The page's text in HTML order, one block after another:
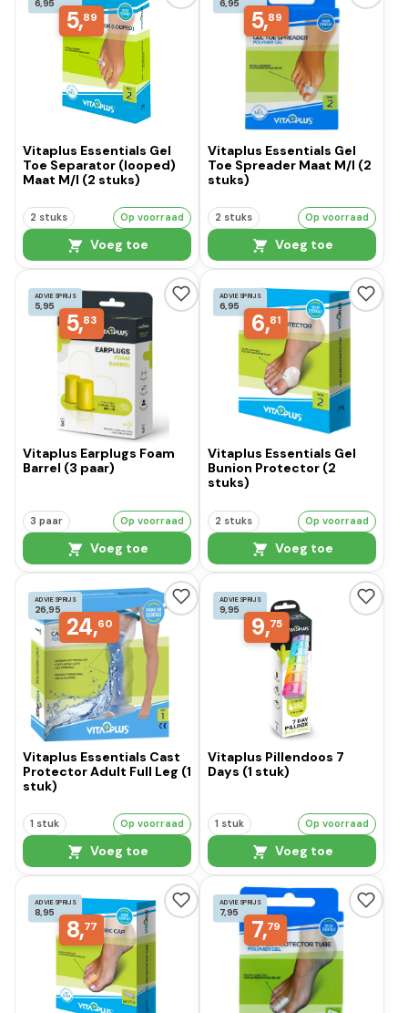
5,89
Vitaplus Essentials Gel
Toe Separator (looped)
Maat M/l (2 stuks)
2 stuks Op voorraad
Voeg toe
5,89
Vitaplus Essentials Gel
Toe Spreader Maat M/l (2
stuks)
2 stuks Op voorraad
Voeg toe
ADVIESPRIJS
5,95
5,83
Vitaplus Earplugs Foam
Barrel (3 paar)
3 paar Op voorraad
Voeg toe
ADVIESPRIJS
6,95
6,81
Vitaplus Essentials Gel
Bunion Protector (2
stuks)
2 stuks Op voorraad
Voeg toe
ADVIESPRIJS
26,95
24,60
Vitaplus Essentials Cast
Protector Adult Full Leg (1
stuk)
1 stuk Op voorraad
Voeg toe
ADVIESPRIJS
9,95
9,75
Vitaplus Pillendoos 7
Days (1 stuk)
1 stuk Op voorraad
Voeg toe
ADVIESPRIJS
8,95
8,77
ADVIESPRIJS
7,95
7,79